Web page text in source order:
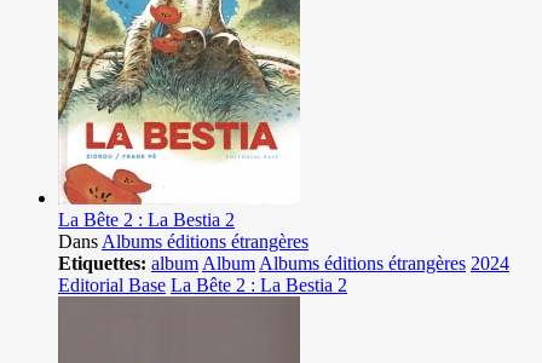
La Bête 2 : La Bestia 2
Dans Albums éditions étrangères
Etiquettes: album Album Albums éditions étrangères 2024
Editorial Base La Bête 2 : La Bestia 2